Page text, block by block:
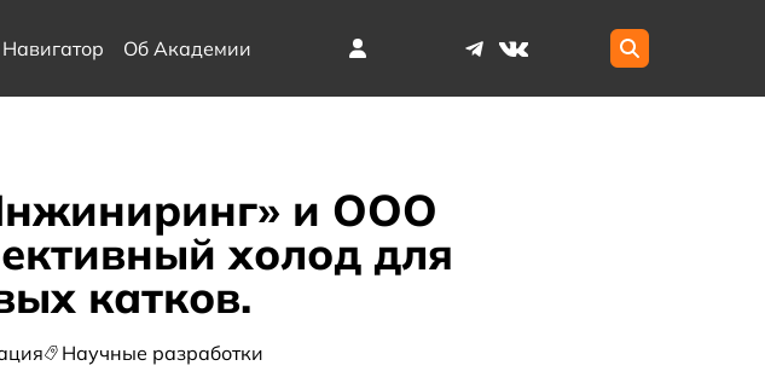
Навигатор Об Академии
и ООО
холод для
катков.
Научные разработки